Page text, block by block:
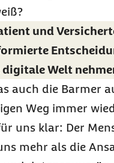
und
digitale Welt
auch die Barmer
Weg immer
uns klar: Der
mehr als die